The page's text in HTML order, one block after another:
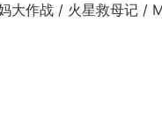
大作战 / 火星救母记 /